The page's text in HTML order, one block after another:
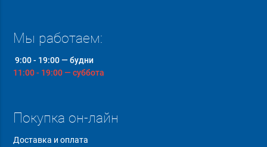
Мы работаем:
9:00 - 19:00 — будни
11:00 - 19:00 — суббота
Покупка он-лайн
Доставка и оплата